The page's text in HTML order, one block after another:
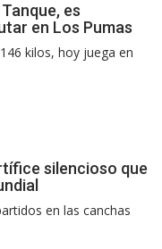
es
en Los Pumas
kilos, hoy juega en
silencioso que
en las canchas